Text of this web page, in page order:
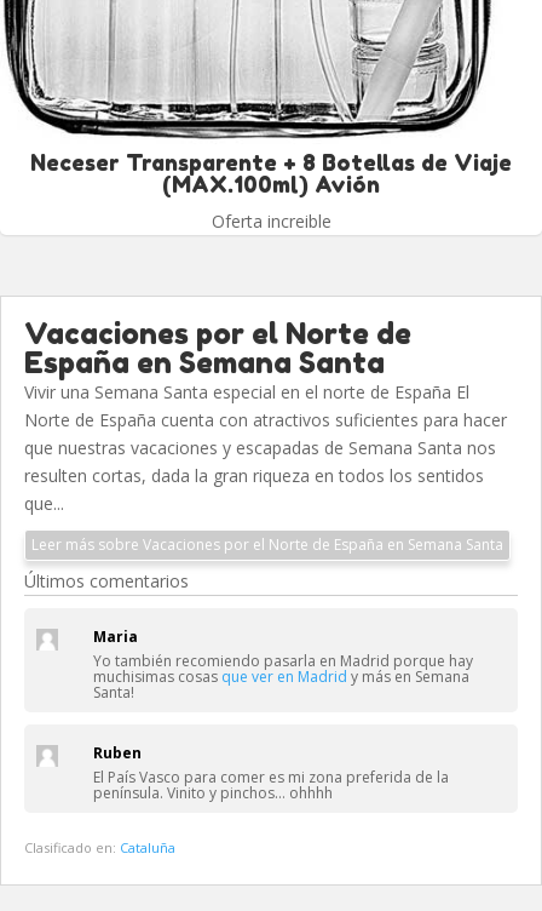
Neceser Transparente + 8 Botellas de Viaje
(MAX.100ml) Avión
Oferta increible
Vacaciones por el Norte de
España en Semana Santa
Vivir una Semana Santa especial en el norte de España El
Norte de España cuenta con atractivos suficientes para hacer
que nuestras vacaciones y escapadas de Semana Santa nos
resulten cortas, dada la gran riqueza en todos los sentidos
que...
Leer más sobre Vacaciones por el Norte de España en Semana Santa
Últimos comentarios
Maria
Yo también recomiendo pasarla en Madrid porque hay
muchisimas cosas que ver en Madrid y más en Semana
Santa!
Ruben
El País Vasco para comer es mi zona preferida de la
península. Vinito y pinchos… ohhhh
Clasificado en: Cataluña